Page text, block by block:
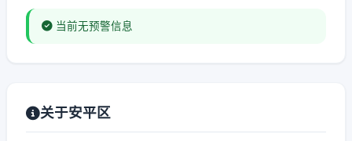
当前无预警信息
关于安平区